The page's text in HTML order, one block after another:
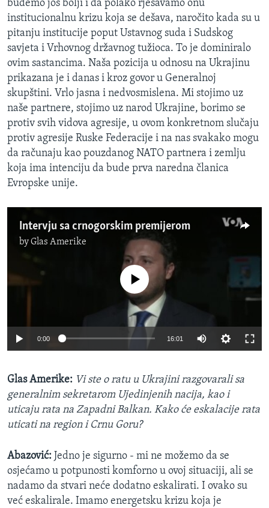
budemo još bolji i da polako rješavamo onu
institucionalnu krizu koja se dešava, naročito kada su u
pitanju institucije poput Ustavnog suda i Sudskog
savjeta i Vrhovnog državnog tužioca. To je dominiralo
ovim sastancima. Naša pozicija u odnosu na Ukrajinu
prikazana je i danas i kroz govor u Generalnoj
skupštini. Vrlo jasna i nedvosmislena. Mi stojimo uz
naše partnere, stojimo uz narod Ukrajine, borimo se
protiv svih vidova agresije, u ovom konkretnom slučaju
protiv agresije Ruske Federacije i na nas svakako mogu
da računaju kao pouzdanog NATO partnera i zemlju
koja ima intenciju da bude prva naredna članica
Evropske unije.
Intervju sa crnogorskim premijerom
byGlas Amerike
No media source currently available
0:00 16:01
Glas Amerike: Vi ste o ratu u Ukrajini razgovarali sa
generalnim sekretarom Ujedinjenih nacija, kao i
uticaju rata na Zapadni Balkan. Kako će eskalacije rata
uticati na region i Crnu Goru?
Abazović: Jedno je sigurno - mi ne možemo da se
osjećamo u potpunosti komforno u ovoj situaciji, ali se
nadamo da stvari neće dodatno eskalirati. I ovako su
već eskalirale. Imamo energetsku krizu koja je